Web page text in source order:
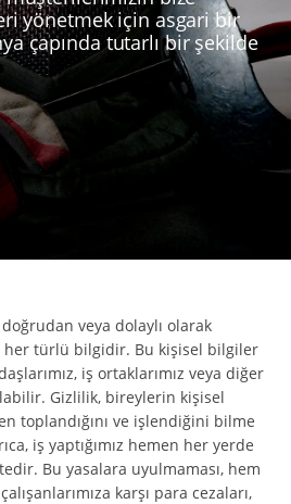
yönetmek için asgari bir
çapında tutarlı bir şekilde
veya dolaylı olarak
her türlü bilgidir. Bu kişisel bilgiler
iş ortaklarımız veya diğer
Gizlilik, bireylerin kişisel
toplandığını ve işlendiğini bilme
iş yaptığımız hemen her yerde
Bu yasalara uyulmaması, hem
karşı para cezaları,